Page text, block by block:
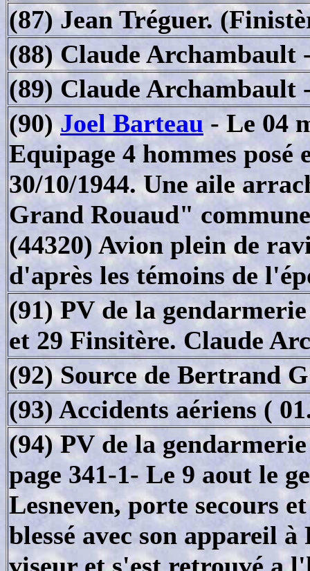
(87) Jean Tréguer.
(88)Claude Archambault
(89) Claude Archambault
(90)Joel Barteau - Le 04
Equipage 4 hommes posé
30/10/1944. Une aile
Grand Rouaud"
(44320) Avion plein de
d'après les témoins de
(91) PV de la
et 29 Finsitère. Claude
(92) Source de Bertrand
(93) Accidents aériens (
(94) PV de la
page 341-1- Le 9 aout le
Lesneven, porte secours
blessé avec son appareil